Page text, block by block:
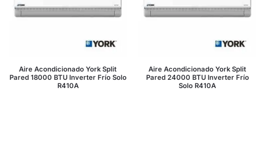
Aire Acondicionado York Split
Pared 18000 BTU Inverter Frío Solo
R410A
Aire Acondicionado York Split
Pared 24000 BTU Inverter Frío
Solo R410A